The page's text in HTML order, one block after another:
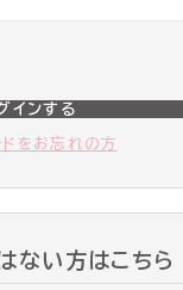
インする
ドをお忘れの方
ない方はこちら